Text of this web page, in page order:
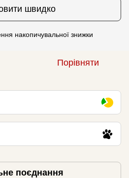
швидко
накопичувальної знижки
Порівняти
поєднання